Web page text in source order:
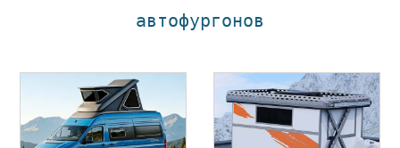
автофургонов